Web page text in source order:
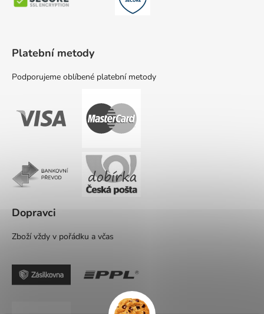
Platební metody
Podporujeme oblíbené platební metody
Dopravci
Zboží vždy v pořádku a včas